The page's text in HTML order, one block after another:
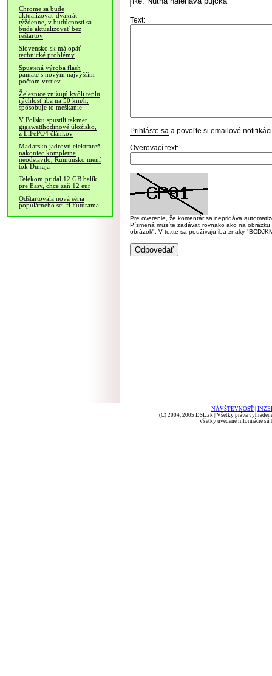
Chrome sa bude
aktualizovať dvakrát
týždenne, v budúcnosti sa
bude aktualizovať bez
reštartov
Slovensko.sk má opäť
technické problémy
Spustená výroba flash
pamäte s novým najvyšším
počtom vrstiev
Železnice znižujú kvôli teplu
rýchlosť iba na 50 km/h,
spôsobuje to meškanie
V Poľsku spustili takmer
gigawatthodinové úložisko,
z LiFePO4 článkov
Maďarsko jadrovú elektráreň
nakoniec kompletne
neodstavilo, Rumunsko mení
tok Dunaja
Telekom pridal 12 GB balík
pre Easy, chce zaň 12 eur
Odštartovala nová séria
populárneho sci-fi Futurama
Text:
Prihláste sa a povoľte si emailové
Overovací text:
Pre overenie, že komentár sa nepridáva
Písmená musíte zadávať rovnako ako na
obrázok". V texte sa používajú iba znaky
NÁVŠTEVNOSŤ
(C) 2004, 2005 DSL.sk | Všetky práva
Všetky uvedené informácie sú